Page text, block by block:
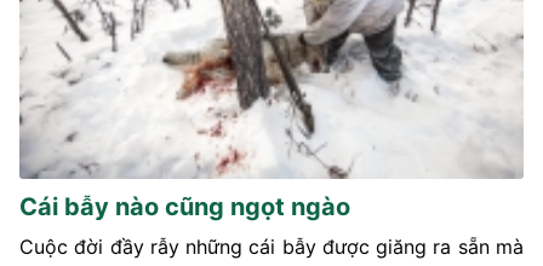
Cái bẫy nào cũng ngọt ngào
Cuộc đời đầy rẫy những cái bẫy được giăng ra sẵn mà